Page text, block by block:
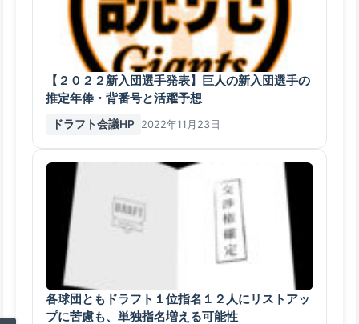
【２０２２新入団選手発表】巨人の新入団選手の
推定年俸・背番号と活躍予想
ドラフト会議HP 2022年11月23日
各球団ともドラフト１位指名１２人にリストアッ
プに苦慮も、単独指名増える可能性